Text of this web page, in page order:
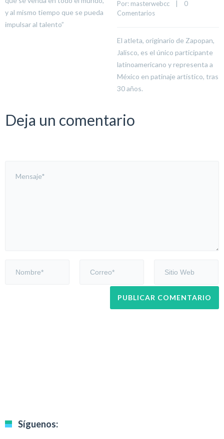
y al mismo tiempo que se pueda
impulsar al talento”
Por: masterwebcc
0
Comentarios
El atleta, originario de Zapopan,
Jalisco, es el único participante
latinoamericano y representa a
México en patinaje artístico, tras
30 años.
Deja un comentario
Síguenos: